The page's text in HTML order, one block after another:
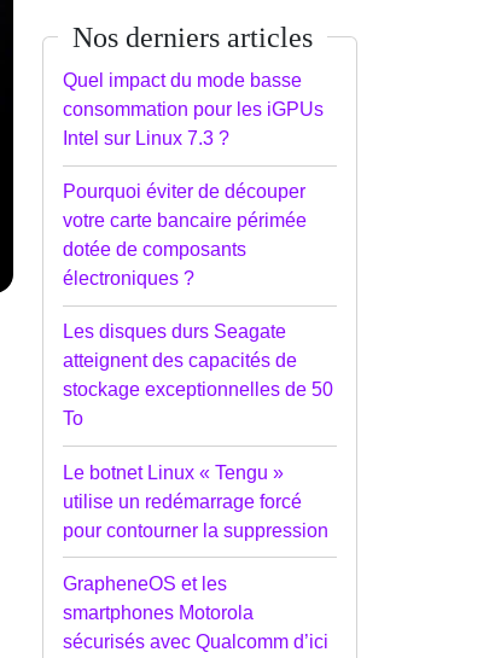
Nos derniers articles
Quel impact du mode basse
consommation pour les iGPUs
Intel sur Linux 7.3 ?
Pourquoi éviter de découper
votre carte bancaire périmée
dotée de composants
électroniques ?
Les disques durs Seagate
atteignent des capacités de
stockage exceptionnelles de 50
To
Le botnet Linux « Tengu »
utilise un redémarrage forcé
pour contourner la suppression
GrapheneOS et les
smartphones Motorola
sécurisés avec Qualcomm d’ici